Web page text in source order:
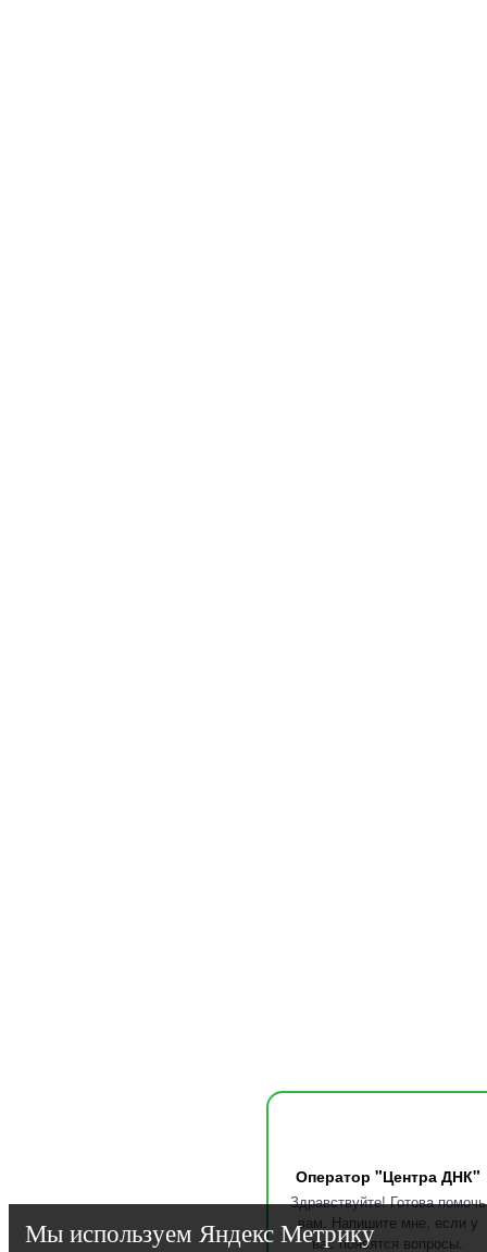
Оператор "Центра ДНК"
Здравствуйте! Готова помочь
вам. Напишите мне, если у
вас появятся вопросы.
Мы используем Яндекс Метрику